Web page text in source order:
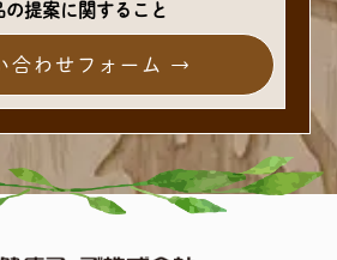
の提案に関すること
合わせフォーム →